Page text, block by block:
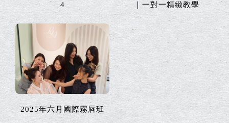
4
｜一對一精緻教學
2025年六月國際霧唇班